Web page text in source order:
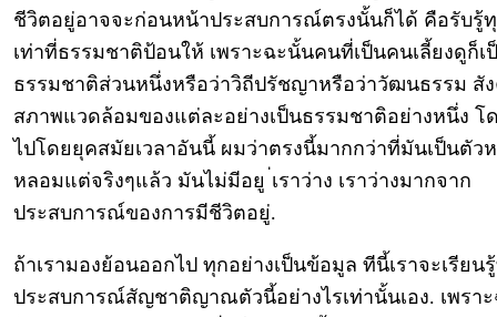
ชีวิตอยู่อาจจะก่อนหน้าประสบการณ์ตรงนั้นก็ได้ คือรับรู้
เท่าที่ธรรมชาติป้อนให้ เพราะฉะนั้นคนที่เป็นคนเลี้ยงดูก็เ
ธรรมชาติส่วนหนึ่งหรือว่าวิถีปรัชญาหรือว่าวัฒนธรรม สั
สภาพแวดล้อมของแต่ละอย่างเป็นธรรมชาติอย่างหนึ่ง โ
ไปโดยยุคสมัยเวลาอันนี้ ผมว่าตรงนี้มากกว่าที่มันเป็นตัว
หลอมแต่จริงๆแล้ว มันไม่มีอยู ่เราว่าง เราว่างมากจาก
ประสบการณ์ของการมีชีวิตอยู่.
ถ้าเรามองย้อนออกไป ทุกอย่างเป็นข้อมูล ทีนี้เราจะเรียน
ประสบการณ์สัญชาติญาณตัวนี้อย่างไรเท่านั้นเอง. เพรา